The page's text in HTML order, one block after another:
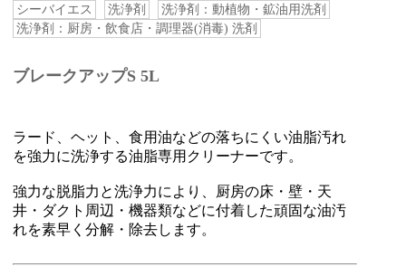
シーバイエス 洗浄剤
洗浄剤：動植物・鉱油用洗剤
洗浄剤：厨房・飲食店・調理器(消毒) 洗剤
ブレークアップS 5L
ラード、ヘット、食用油などの落ちにくい油脂汚れ
を強力に洗浄する油脂専用クリーナーです。
強力な脱脂力と洗浄力により、厨房の床・壁・天
井・ダクト周辺・機器類などに付着した頑固な油汚
れを素早く分解・除去します。